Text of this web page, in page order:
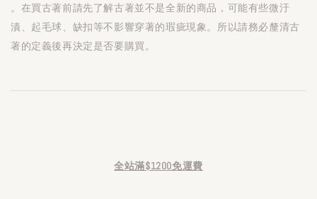
。在買古著前請先了解古著並不是全新的商品，可能有些微汙
漬、起毛球、缺扣等不影響穿著的瑕疵現象。所以請務必釐清古
著的定義後再決定是否要購買。
全站滿$1200免運費